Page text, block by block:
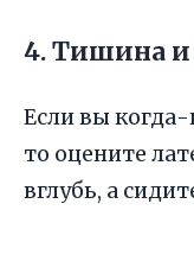
4. Тишина и
Если вы
то оцените
вглубь, а